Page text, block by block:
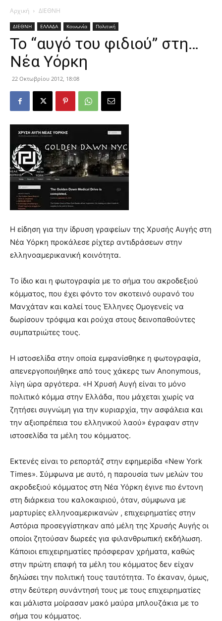
Αρχική ΔΙΕΘΝΗ
ΔΙΕΘΝΗ ΕΛΛΑΔΑ Κοινωνία Πολιτική
To “αυγό του φιδιού” στη…
Νέα Υόρκη
22 Οκτωβρίου 2012, 18:08
Η είδηση για την ίδρυση γραφείων της Χρυσής Αυγής στη
Νέα Υόρκη προκάλεσε ρίχτερ αντιδράσεων στην
ελληνοαμερικανική κοινότητα.
Το ίδιο και η φωτογραφία με το σήμα του ακροδεξιού
κόμματος, που έχει φόντο τον σκοτεινό ουρανό του
Μανχάταν και καλεί τους Έλληνες Ομογενείς να
δωρίσουν τρόφιμα και ρούχα στους δεινοπαθούντες
συμπατριώτες τους.
Η ιστοσελίδα στην οποία εμφανίσθηκε η φωτογραφία,
απενεργοποιήθηκε από τους χάκερς των Anonymous,
λίγη ώρα αργότερα. «Η Χρυσή Αυγή είναι το μόνο
πολιτικό κόμμα στην Ελλάδα, που μάχεται χωρίς να
ζητήσει συγνώμη για την κυριαρχία, την ασφάλεια και
την αξιοπρέπεια του ελληνικού λαού» έγραφαν στην
ιστοσελίδα τα μέλη του κόμματος.
Εκτενές είναι το ρεπορτάζ στην εφημερίδα «New York
Times». Σύμφωνα με αυτό, η παρουσία των μελών του
ακροδεξιού κόμματος στη Νέα Υόρκη έγινε πιο έντονη
στη διάρκεια του καλοκαιριού, όταν, σύμφωνα με
μαρτυρίες ελληνοαμερικανών , επιχειρηματίες στην
Αστόρια προσεγγίστηκαν από μέλη της Χρυσής Αυγής οι
οποίοι ζητούσαν δωρεές για φιλανθρωπική εκδήλωση.
Κάποιοι επιχειρηματίες πρόσφεραν χρήματα, καθώς
στην πρώτη επαφή τα μέλη του κόμματος δεν είχαν
δηλώσει την πολιτική τους ταυτότητα. Το έκαναν, όμως,
στην δεύτερη συνάντησή τους με τους επιχειρηματίες
και μάλιστα μοίρασαν μακό μαύρα μπλουζάκια με το
σήμα του κόμματος.